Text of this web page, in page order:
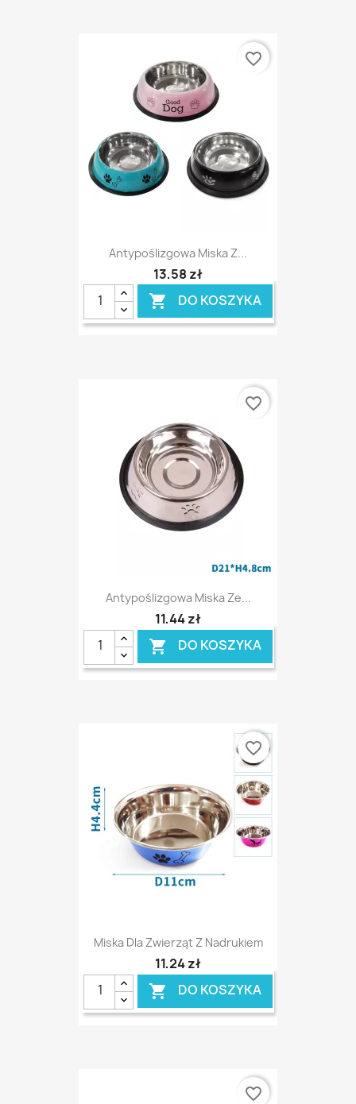
Antypoślizgowa Miska Z...
13,58 zł
 DO KOSZYKA
favorite_border
Antypoślizgowa Miska Ze...
11,44 zł
 DO KOSZYKA
favorite_border
Miska Dla Zwierząt Z Nadrukiem
11,24 zł
 DO KOSZYKA
favorite_border
favorite_border